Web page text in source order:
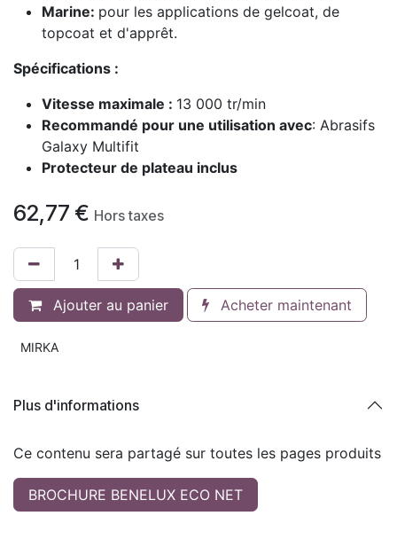
Marine: pour les applications de gelcoat, de
topcoat et d'apprêt.
Spécifications :
Vitesse maximale : 13 000 tr/min
Recommandé pour une utilisation avec: Abrasifs
Galaxy Multifit
Protecteur de plateau inclus
62,77 € Hors taxes
Ajouter au panier Acheter maintenant
MIRKA
Plus d'informations
Ce contenu sera partagé sur toutes les pages produits
BROCHURE BENELUX ECO NET